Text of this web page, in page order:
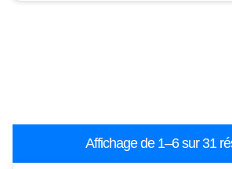
Affichage de 1–6 sur 31